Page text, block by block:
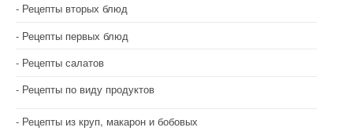
Рецепты вторых блюд
Рецепты первых блюд
Рецепты салатов
Рецепты по виду продуктов
Рецепты из круп, макарон и бобовых